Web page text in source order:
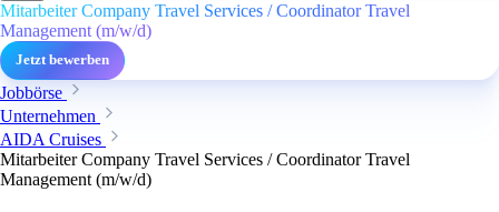
Mitarbeiter Company Travel Services / Coordinator Travel
Management (m/w/d)
Jetzt bewerben
Jobbörse
Unternehmen
AIDA Cruises
Mitarbeiter Company Travel Services / Coordinator Travel
Management (m/w/d)